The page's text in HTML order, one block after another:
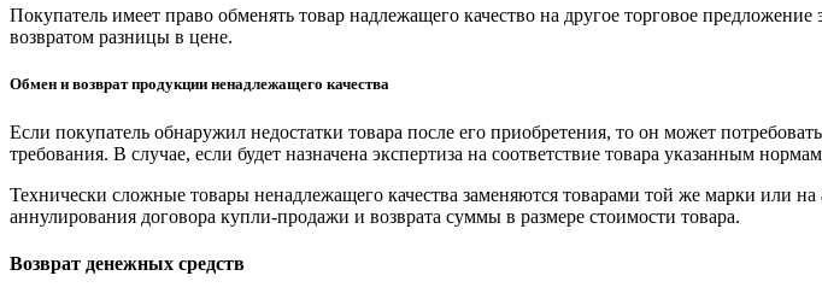
Покупатель имеет право обменять товар надлежащего качество на другое торговое
возвратом разницы в цене.
Обмен и возврат продукции ненадлежащего качества
Если покупатель обнаружил недостатки товара после его приобретения, то он может
требования. В случае, если будет назначена экспертиза на соответствие товара указанным
Технически сложные товары ненадлежащего качества заменяются товарами той же марки или
аннулирования договора купли-продажи и возврата суммы в размере стоимости товара.
Возврат денежных средств